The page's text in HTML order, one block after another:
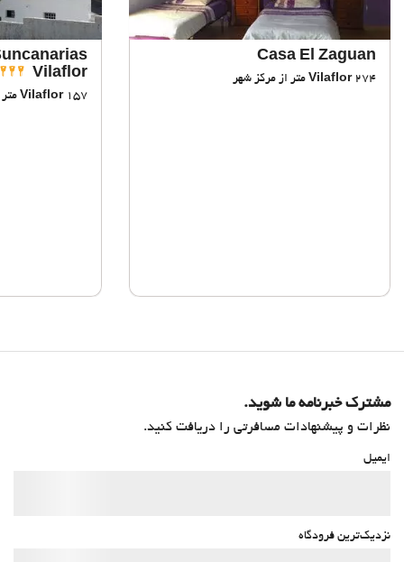
Casa El Zaguan
Vilaflor274 متر از مرکز شهر
Vilaflor
Vilaflor157 متر از مرکز شهر
مشترک خبرنامه ما شوید.
نظرات و پیشنهادات مسافرتی را دریافت کنید.
ایمیل
نزدیک‌ترین فرودگاه